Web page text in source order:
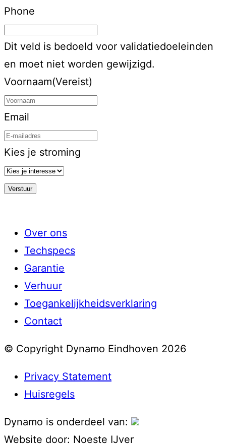
Phone
Dit veld is bedoeld voor validatiedoeleinden
en moet niet worden gewijzigd.
Voornaam(Vereist)
Email
Kies je stroming
Over ons
Techspecs
Garantie
Verhuur
Toegankelijkheidsverklaring
Contact
© Copyright Dynamo Eindhoven 2026
Privacy Statement
Huisregels
Dynamo is onderdeel van:
Website door: Noeste IJver